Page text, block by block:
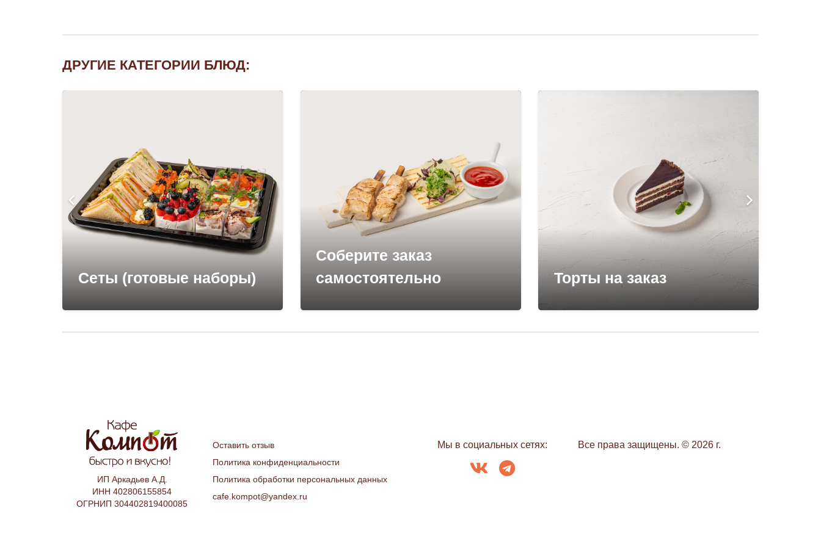
ДРУГИЕ КАТЕГОРИИ БЛЮД:
Сеты (готовые наборы)
Соберите заказ
самостоятельно
Торты на заказ
ИП Аркадьев А.Д.
ИНН 402806155854
ОГРНИП 304402819400085
Оставить отзыв
Политика конфиденциальности
Политика обработки персональных данных
cafe.kompot@yandex.ru
Мы в социальных сетях: Все права защищены. © 2026 г.